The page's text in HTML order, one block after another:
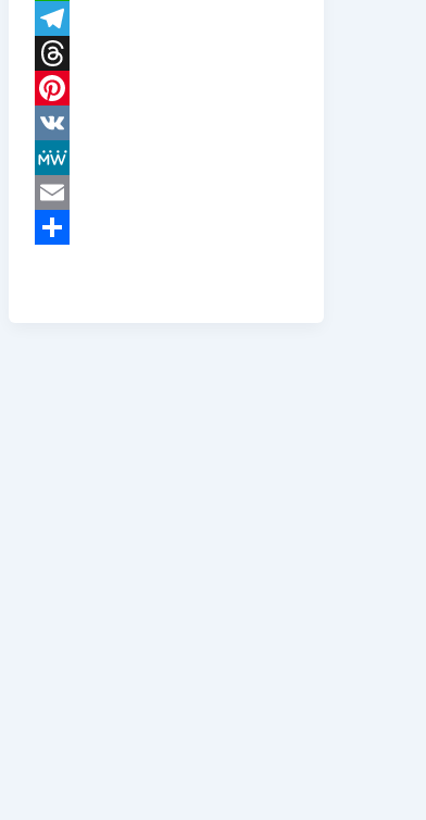
WhatsApp
Telegram
Threads
Pinterest
VK
MeWe
Email